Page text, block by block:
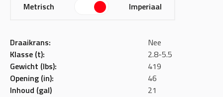
Metrisch Imperiaal
Draaikrans:
Klasse (t):
Gewicht (lbs):
Opening (in):
Inhoud (gal)
Nee
2.8-5.5
419
46
21